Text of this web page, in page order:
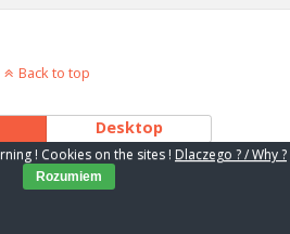
Back to top
Desktop
! Cookies on the sites ! Dlaczego ? / Why ?
Rozumiem